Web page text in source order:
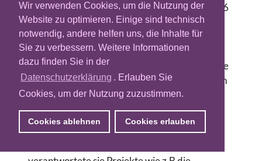
Wir verwenden Cookies, um die Nutzung der
Website zu optimieren. Einige sind technisch
notwendig, andere helfen uns, die Inhalte für
Sie zu verbessern. Weitere Informationen
dazu finden Sie in der
Datenschutzerklärung . Erlauben Sie
Cookies, um der Nutzung zuzustimmen.
Cookies ablehnen Cookies erlauben
Märkte, 3 Weltreligionen, 12 Zeitzonen und 16
Sprachen zusammengefasst. Ihre Karriere
startete sie als externe Beraterin für BMW für
die Vertriebsregion „Zentral Osteuropa“ und
baute hier die social Media Kanäle und Digitale
Marketing Strategie auf. Mit den gesammelten
Erfahrungen im Bereich „digitales Marketing“
gelang ihr der Wechsel in die Zentrale von
BMW.